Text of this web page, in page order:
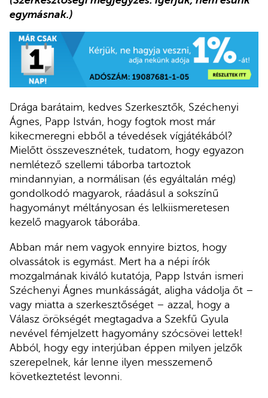
egymásnak.)
Drága barátaim, kedves Szerkesztők, Széchenyi
Ágnes, Papp István, hogy fogtok most már
kikecmeregni ebből a tévedések vígjátékából?
Mielőtt összevesznétek, tudatom, hogy egyazon
nemlétező szellemi táborba tartoztok
mindannyian, a normálisan (és egyáltalán még)
gondolkodó magyarok, ráadásul a sokszínű
hagyományt méltányosan és lelkiismeretesen
kezelő magyarok táborába.
Abban már nem vagyok ennyire biztos, hogy
olvassátok is egymást. Mert ha a népi írók
mozgalmának kiváló kutatója, Papp István ismeri
Széchenyi Ágnes munkásságát, aligha vádolja őt –
vagy miatta a szerkesztőséget – azzal, hogy a
Válasz örökségét megtagadva a Szekfű Gyula
nevével fémjelzett hagyomány szócsövei lettek!
Abból, hogy egy interjúban éppen milyen jelzők
szerepelnek, kár lenne ilyen messzemenő
következtetést levonni.